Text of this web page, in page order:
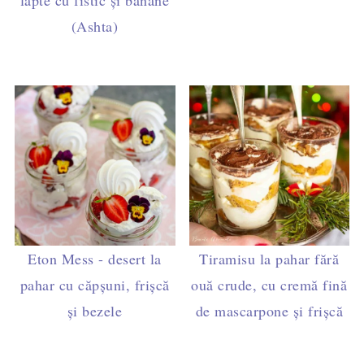
(Ashta)
Eton Mess - desert la
pahar cu căpșuni, frișcă
și bezele
Tiramisu la pahar fără
ouă crude, cu cremă fină
de mascarpone și frișcă